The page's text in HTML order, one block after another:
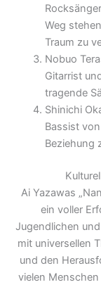
Weg
Traum zu
Nobuo
Gitarrist
tragende
Shinichi
Bassist
Beziehung
Ai Yazawas
ein voller
Jugendlichen
mit universellen
und den
vielen